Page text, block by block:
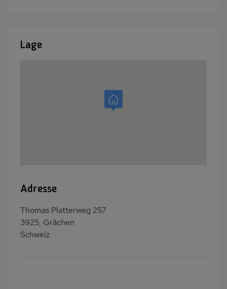
Lage
Adresse
Thomas Platterweg 257
3925, Grächen
Schweiz